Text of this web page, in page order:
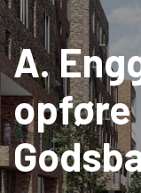
A.
opføre